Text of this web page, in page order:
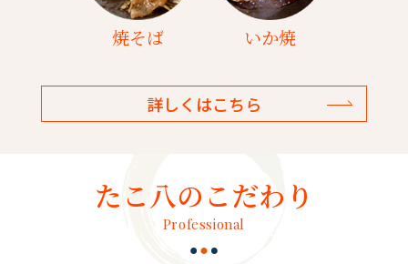
焼そば いか焼
詳しくはこちら
たこ八のこだわり
Professional